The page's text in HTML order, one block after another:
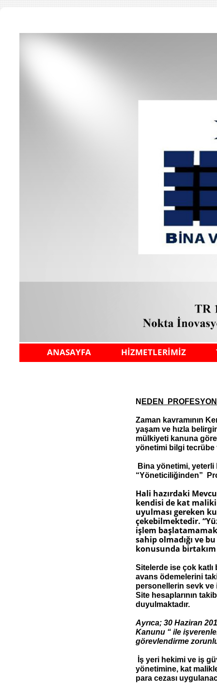
ANASAYFA HİZMETLERİMİZ
N EDEN
Zaman kavramının
yaşam ve hızla
mülkiyeti kanuna göre
yönetimi bilgi
Bina yönetimi,
“Yöneticiliğinden”
Hali hazırdaki
kendisi de kat
uyulması gereken
çekebilmektedir.
işlem
sahip olmadığı ve
konusunda
Sitelerde ise çok katlı
avans ödemelerini
personellerin sevk ve
Site hesaplarının
duyulmaktadır.
Ayrıca; 30 Haziran
Kanunu “ ile
görevlendirme
İş yeri hekimi ve iş
yönetimine, kat
para cezası